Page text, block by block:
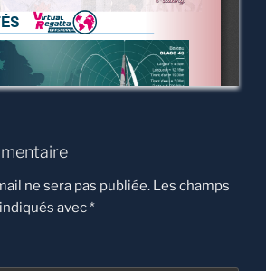
ne sera pas publiée. Les champs
avec*